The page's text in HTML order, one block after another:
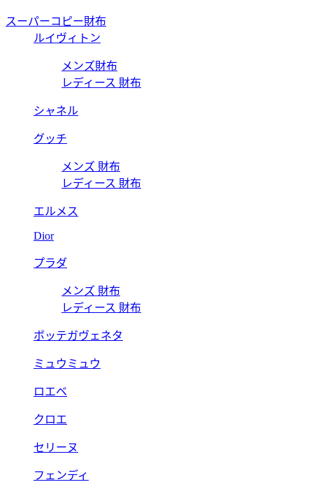
スーパーコピー財布
ルイヴィトン
メンズ財布
レディース 財布
シャネル
グッチ
メンズ 財布
レディース 財布
エルメス
Dior
プラダ
メンズ 財布
レディース 財布
ボッテガヴェネタ
ミュウミュウ
ロエベ
クロエ
セリーヌ
フェンディ